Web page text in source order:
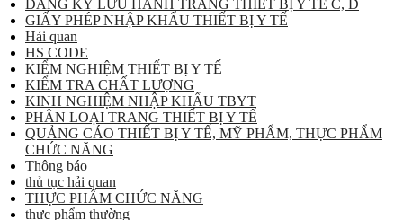
ĐĂNG KÝ LƯU HÀNH TRANG THIẾT BỊ Y TẾ C, D
GIẤY PHÉP NHẬP KHẨU THIẾT BỊ Y TẾ
Hải quan
HS CODE
KIỂM NGHIỆM THIẾT BỊ Y TẾ
KIỂM TRA CHẤT LƯỢNG
KINH NGHIỆM NHẬP KHẨU TBYT
PHÂN LOẠI TRANG THIẾT BỊ Y TẾ
QUẢNG CÁO THIẾT BỊ Y TẾ, MỸ PHẨM, THỰC PHẨM
CHỨC NĂNG
Thông báo
thủ tục hải quan
THỰC PHẨM CHỨC NĂNG
thực phẩm thường